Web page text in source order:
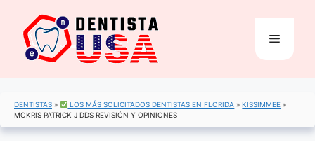
contenido
Menú
DENTISTAS » LOS MÁS SOLICITADOS DENTISTAS EN FLORIDA »KISSIMMEE »
MOKRIS PATRICK J DDS REVISIÓN Y OPINIONES